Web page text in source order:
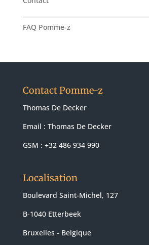
FAQ Pomme-z
Contact Pomme-z
Thomas De Decker
Email : Thomas De Decker
GSM : +32 486 934 990
Localisation
Boulevard Saint-Michel, 127
B-1040 Etterbeek
Bruxelles - Belgique